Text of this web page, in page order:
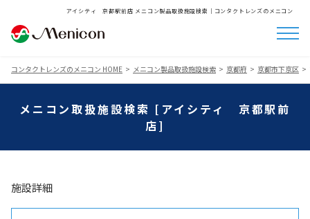
アイシティ 京都駅前店 メニコン製品取扱施設検索│コンタクトレンズのメニコン
コンタクトレンズのメニコン HOME メニコン製品取扱施設検索 京都府 京都市下京区
メニコン取扱施設検索 [アイシティ 京都駅前
店]
施設詳細